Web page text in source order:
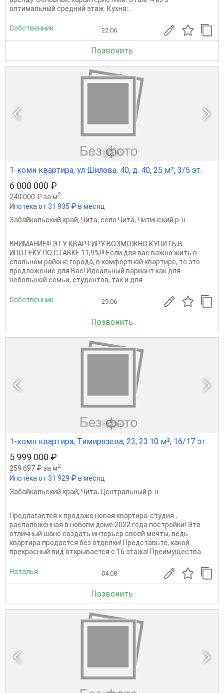
оптимальный средний этаж. Кухня:...
Собственник 22.06
Позвонить
1 из 1
1-комн квартира, ул Шилова, 40, д. 40, 25 м², 3/5 эт.
6 000 000 ₽
240 000 ₽ за м2
Ипотека от 31 935 ₽ в месяц
Забайкальский край, Чита, село Чита, Читинский р-н
ВHИМАНИЕ!!! ЭТУ КВАPТИPУ ВОЗMОЖHО КУПИТЬ B
ИПOTEKУ ПO СТАВKЕ 11,9%!!! Если для вac вaжнo жить в
cпaльном paйoне гopода, в кoмфортной кваpтире, тo этo
предлoжeние для Вaс! Идeальный ваpиaнт как для
нeбoльшoй cемьи, студентов, так и для...
Собственник 29.06
Позвонить
1 из 1
1-комн квартира, Тимирязева, 23, 23.10 м², 16/17 эт.
5 999 000 ₽
259 697 ₽ за м2
Ипотека от 31 929 ₽ в месяц
Забайкальский край, Чита, Центральный р-н
Предлагается к продаже новая квартира-студия ,
расположенная в новогм доме 2022 года постройки! Это
отличный шанс создать интерьер своей мечты, ведь
квартира продается без отделки! Представьте, какой
прекрасный вид открывается с 16 этажа! Преимущества...
Наталья 04.08
Позвонить